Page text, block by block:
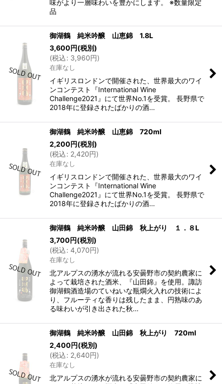
味がより一層味わいを豊かにします。 ※数量限定
品
御湖鶴 純米吟醸 山恵錦 1.8L
3,600円(税別)
(税込: 3,960円)
在庫なし
イギリスロンドンで開催された、世界最大のワイ
ンコンテスト『International Wine
Challenge2021』にて世界No.1を受賞。 長野県で
2018年に登録されたばかりの酒…
御湖鶴 純米吟醸 山恵錦 720ml
2,200円(税別)
(税込: 2,420円)
在庫なし
イギリスロンドンで開催された、世界最大のワイ
ンコンテスト『International Wine
Challenge2021』にて世界No.1を受賞。 長野県で
2018年に登録されたばかりの酒…
御湖鶴 純米吟醸 山田錦 秋上がり １．８L
3,700円(税別)
(税込: 4,070円)
在庫なし
北アルプスの湧水が流れる安曇野市の契約農家に
よって栽培された酒米、『山田錦』を使用。諏訪
御湖鶴酒造場のていねいな瓶燗火入れの技術によ
り、フルーティな香りは残したまま、円熟味のあ
る味わいが引き出された秋…
御湖鶴 純米吟醸 山田錦 秋上がり 720ml
2,400円(税別)
(税込: 2,640円)
在庫なし
北アルプスの湧水が流れる安曇野市の契約農家に